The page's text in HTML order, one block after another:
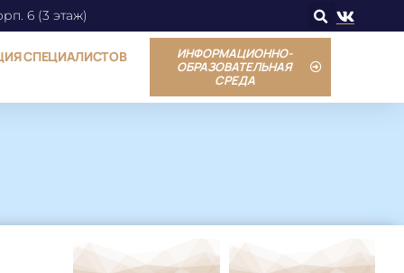
6 (3 этаж)
СПЕЦИАЛИСТОВ
ИНФОРМАЦИОННО-
ОБРАЗОВАТЕЛЬНАЯ
СРЕДА